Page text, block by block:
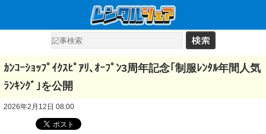
ｶﾝｺｰｼｮｯﾌﾟｲｸｽﾋﾟｱﾘ､ｵｰﾌﾟﾝ3周年記念｢制服ﾚﾝﾀﾙ年間人気
ﾗﾝｷﾝｸﾞ｣を公開
2026年2月12日 08:00